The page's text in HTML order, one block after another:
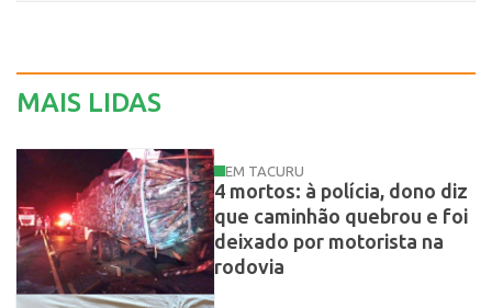
MAIS LIDAS
EM TACURU
4 mortos: à polícia, dono diz
que caminhão quebrou e foi
deixado por motorista na
rodovia